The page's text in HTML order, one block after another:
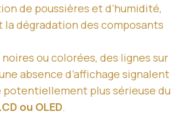
de poussières et d’humidité,
la dégradation des composants
noires ou colorées, des lignes sur
absence d’affichage signalent
potentiellement plus sérieuse du
ou OLED.